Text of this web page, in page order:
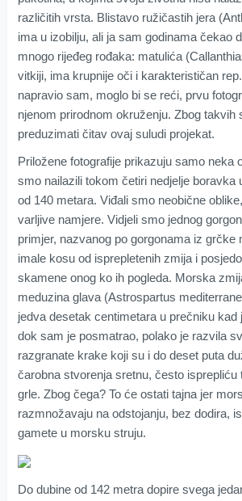
različitih vrsta. Blistavo ružičastih jera
ima u izobilju, ali ja sam godinama čekao
mnogo rijeđeg rođaka: matulića
vitkiji, ima krupnije oči i karakterističan
napravio sam, moglo bi se reći, prvu
njenom prirodnom okruženju. Zbog takvih
preduzimati čitav ovaj suludi projekat.
Priložene fotografije prikazuju samo neka
smo nailazili tokom četiri nedjelje boravka
od 140 metara. Viđali smo neobične
varljive namjere. Vidjeli smo jednog
primjer, nazvanog po gorgonama iz grčke
imale kosu od isprepletenih zmija i
skamene onog ko ih pogleda. Morska
meduzina glava (Astrospartus
jedva desetak centimetara u prečniku kad
dok sam je posmatrao, polako je razvila
razgranate krake koji su i do deset puta
čarobna stvorenja sretnu, često isprepliću
grle. Zbog čega? To će ostati tajna jer
razmnožavaju na odstojanju, bez dodira,
gamete u morsku struju.
Do dubine od 142 metra dopire svega